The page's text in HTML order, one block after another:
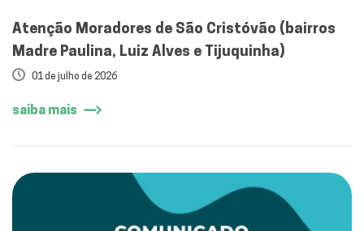
Atenção Moradores de São Cristóvão (bairros
Madre Paulina, Luiz Alves e Tijuquinha)
01 de julho de 2026
saiba mais